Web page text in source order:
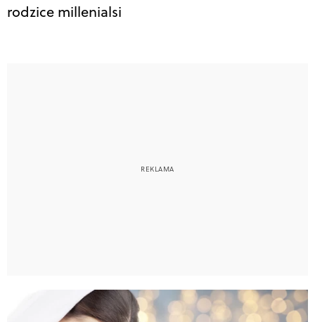
rodzice millenialsi